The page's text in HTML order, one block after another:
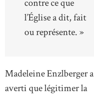
contre ce que
l’Église a dit, fait
ou représente. »
Madeleine Enzlberger a
averti que légitimer la